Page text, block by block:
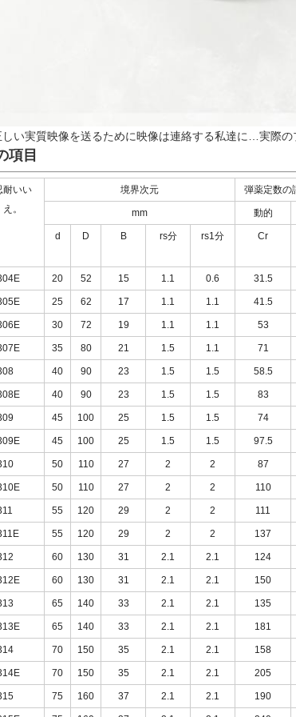
しい実質映像を送るために映像は連絡する私達に…実際の
項目
耐いい
え。
境界次元 弾薬定数の
mm 動的
d D B rs分 rs1分 Cr
20 52 15 1.1 0.6 31.5
25 62 17 1.1 1.1 41.5
30 72 19 1.1 1.1 53
35 80 21 1.5 1.1 71
40 90 23 1.5 1.5 58.5
40 90 23 1.5 1.5 83
45 100 25 1.5 1.5 74
45 100 25 1.5 1.5 97.5
50 110 27 2 2 87
50 110 27 2 2 110
55 120 29 2 2 111
55 120 29 2 2 137
60 130 31 2.1 2.1 124
60 130 31 2.1 2.1 150
65 140 33 2.1 2.1 135
65 140 33 2.1 2.1 181
70 150 35 2.1 2.1 158
70 150 35 2.1 2.1 205
75 160 37 2.1 2.1 190